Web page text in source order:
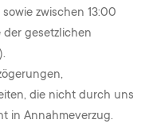
zwischen 13:00
der gesetzlichen
die nicht durch uns
in Annahmeverzug.